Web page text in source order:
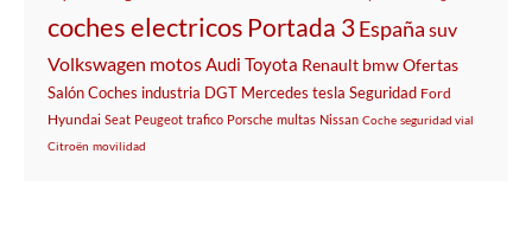
coches electricos Portada 3España suv
Volkswagen motosAudi Toyota Renault bmwOfertas
SalónCoches industria DGT Mercedes tesla Seguridad Ford
Hyundai Seat Peugeot trafico Porsche multas Nissan Coche seguridad vial
Citroën movilidad